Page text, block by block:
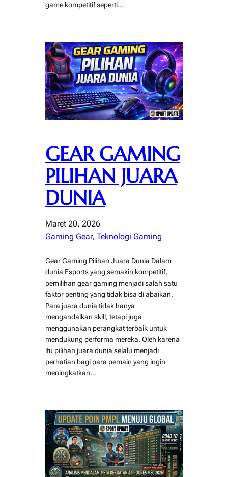
game kompetitif seperti…
GEAR GAMING
PILIHAN JUARA
DUNIA
Maret 20, 2026
Gaming Gear, Teknologi Gaming
Gear Gaming Pilihan Juara Dunia Dalam
dunia Esports yang semakin kompetitif,
pemilihan gear gaming menjadi salah satu
faktor penting yang tidak bisa di abaikan.
Para juara dunia tidak hanya
mengandalkan skill, tetapi juga
menggunakan perangkat terbaik untuk
mendukung performa mereka. Oleh karena
itu pilihan juara dunia selalu menjadi
perhatian bagi para pemain yang ingin
meningkatkan…